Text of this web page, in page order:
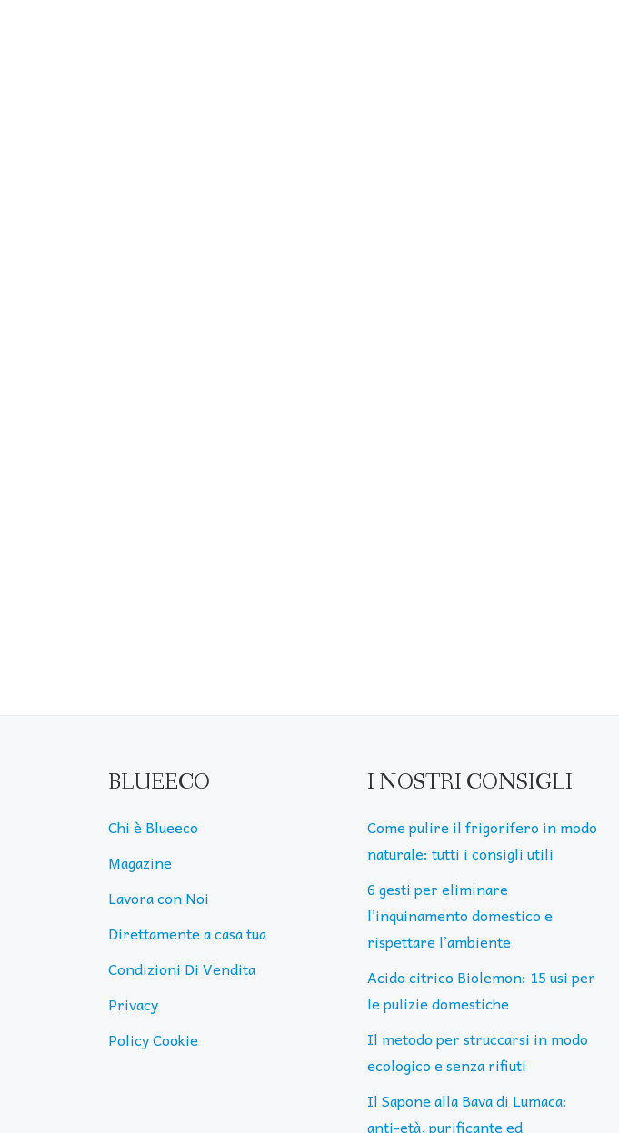
BLUEECO
Chi è Blueeco
Magazine
Lavora con Noi
Direttamente a casa tua
Condizioni Di Vendita
Privacy
Policy Cookie
I NOSTRI CONSIGLI
Come pulire il frigorifero in modo
naturale: tutti i consigli utili
6 gesti per eliminare
l’inquinamento domestico e
rispettare l’ambiente
Acido citrico Biolemon: 15 usi per
le pulizie domestiche
Il metodo per struccarsi in modo
ecologico e senza rifiuti
Il Sapone alla Bava di Lumaca:
anti-età, purificante ed